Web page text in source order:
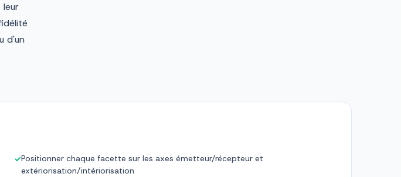
leur
d'un
✓Positionner chaque facette sur les axes émetteur/récepteur et
extériorisation/intériorisation